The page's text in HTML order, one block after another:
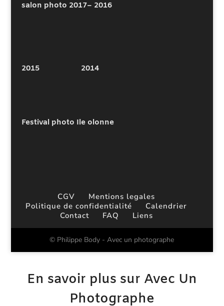
salon photo 2017– 2016
2015 2014
Festival photo Ile olonne
CGV
Mentions legales
Politique de confidentialité
Calendrier
Contact
FAQ Liens
© Philippe Body - Avec un photographe
En savoir plus sur Avec Un
Photographe